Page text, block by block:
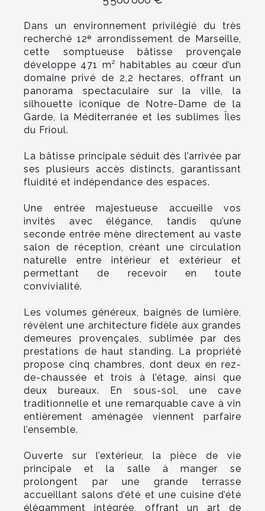
Dans un environnement privilégié du très
recherché 12ᵉ arrondissement de Marseille,
cette somptueuse bâtisse provençale
développe 471 m² habitables au cœur d’un
domaine privé de 2,2 hectares, offrant un
panorama spectaculaire sur la ville, la
silhouette iconique de Notre-Dame de la
Garde, la Méditerranée et les sublimes Îles
du Frioul.
La bâtisse principale séduit dès l’arrivée par
ses plusieurs accès distincts, garantissant
fluidité et indépendance des espaces.
Une entrée majestueuse accueille vos
invités avec élégance, tandis qu’une
seconde entrée mène directement au vaste
salon de réception, créant une circulation
naturelle entre intérieur et extérieur et
permettant de recevoir en toute
convivialité.
Les volumes généreux, baignés de lumière,
révèlent une architecture fidèle aux grandes
demeures provençales, sublimée par des
prestations de haut standing. La propriété
propose cinq chambres, dont deux en rez-
de-chaussée et trois à l’étage, ainsi que
deux bureaux. En sous-sol, une cave
traditionnelle et une remarquable cave à vin
entièrement aménagée viennent parfaire
l’ensemble.
Ouverte sur l’extérieur, la pièce de vie
principale et la salle à manger se
prolongent par une grande terrasse
accueillant salons d’été et une cuisine d’été
élégamment intégrée, offrant un art de